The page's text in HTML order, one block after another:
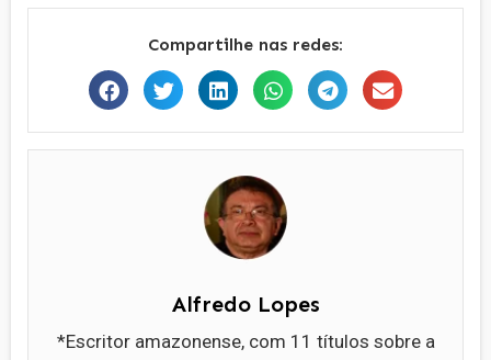
Compartilhe nas redes:
Alfredo Lopes
*Escritor amazonense, com 11 títulos sobre a